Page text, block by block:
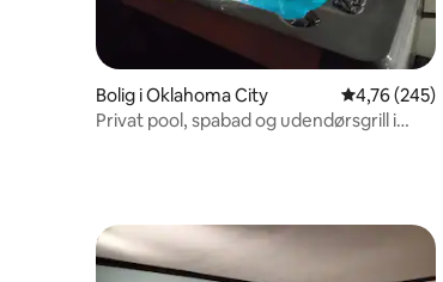
Bolig i Oklahoma City 4,76 ud af
4,76 (245)
Privat pool, spabad og udendørsgrill i